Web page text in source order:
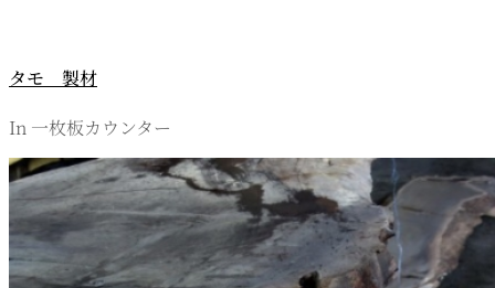
タモ 製材
In 一枚板カウンター